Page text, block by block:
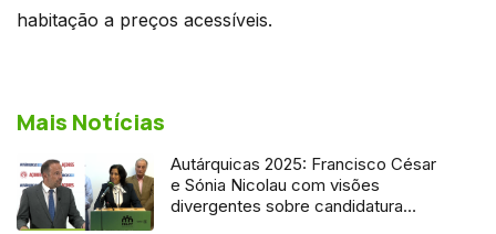
habitação a preços acessíveis.
Mais Notícias
Autárquicas 2025: Francisco César
e Sónia Nicolau com visões
divergentes sobre candidatura